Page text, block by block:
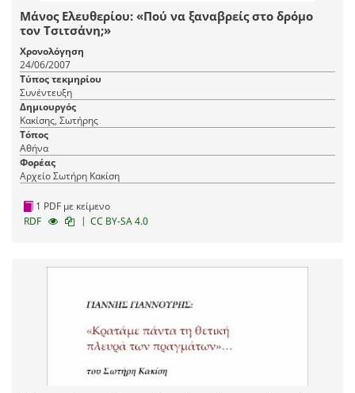
Μάνος Ελευθερίου: «Πού να ξαναβρείς στο δρόμο
τον Τσιτσάνη;»
Χρονολόγηση
24/06/2007
Τύπος τεκμηρίου
Συνέντευξη
Δημιουργός
Κακίσης, Σωτήρης
Τόπος
Αθήνα
Φορέας
Αρχείο Σωτήρη Κακίση
1 PDF με κείμενο
RDF
| CC BY-SA 4.0